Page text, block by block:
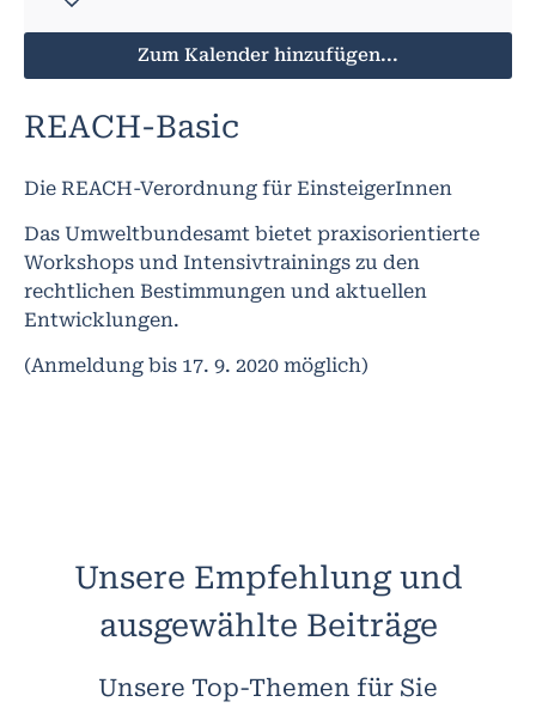
Zum Kalender hinzufügen...
REACH-Basic
Die REACH-Verordnung für EinsteigerInnen
Das Umweltbundesamt bietet praxisorientierte
Workshops und Intensivtrainings zu den
rechtlichen Bestimmungen und aktuellen
Entwicklungen.
(Anmeldung bis 17. 9. 2020 möglich)
Unsere Empfehlung und
ausgewählte Beiträge
Unsere Top-Themen für Sie